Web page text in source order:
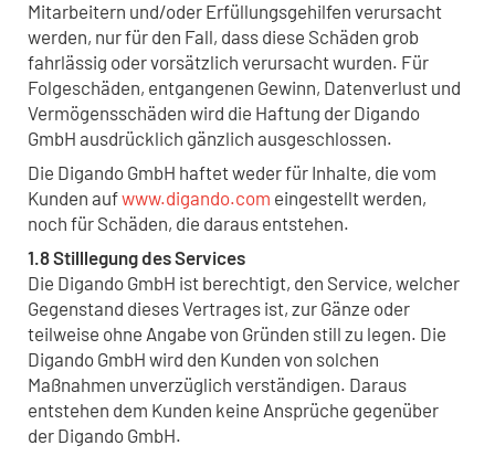
Mitarbeitern und/oder Erfüllungsgehilfen verursacht
werden, nur für den Fall, dass diese Schäden grob
fahrlässig oder vorsätzlich verursacht wurden. Für
Folgeschäden, entgangenen Gewinn, Datenverlust und
Vermögensschäden wird die Haftung der Digando
GmbH ausdrücklich gänzlich ausgeschlossen.
Die Digando GmbH haftet weder für Inhalte, die vom
Kunden aufwww.digando.com eingestellt werden,
noch für Schäden, die daraus entstehen.
1.8 Stilllegung des Services
Die Digando GmbH ist berechtigt, den Service, welcher
Gegenstand dieses Vertrages ist, zur Gänze oder
teilweise ohne Angabe von Gründen still zu legen. Die
Digando GmbH wird den Kunden von solchen
Maßnahmen unverzüglich verständigen. Daraus
entstehen dem Kunden keine Ansprüche gegenüber
der Digando GmbH.